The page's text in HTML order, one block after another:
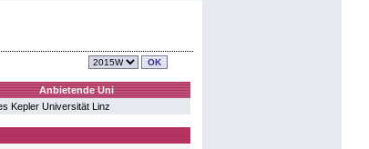
Anbietende Uni
Kepler Universität Linz